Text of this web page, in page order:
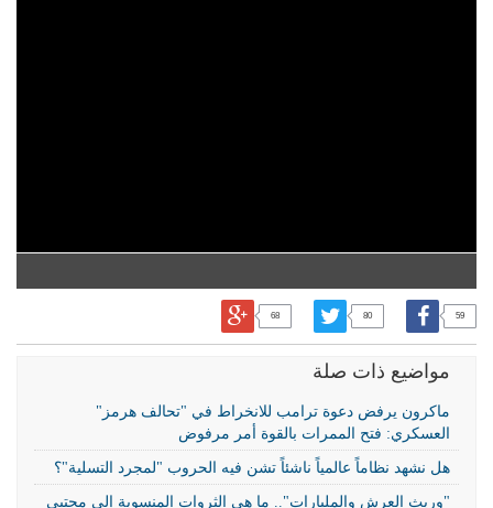
59
80
68
مواضيع ذات صلة
​​​​​​​ماكرون يرفض دعوة ترامب للانخراط في "تحالف هرمز"
العسكري: فتح الممرات بالقوة أمر مرفوض
هل نشهد نظاماً عالمياً ناشئاً تشن فيه الحروب "لمجرد التسلية"؟
"وريث العرش والمليارات".. ما هي الثروات المنسوبة إلى مجتبى